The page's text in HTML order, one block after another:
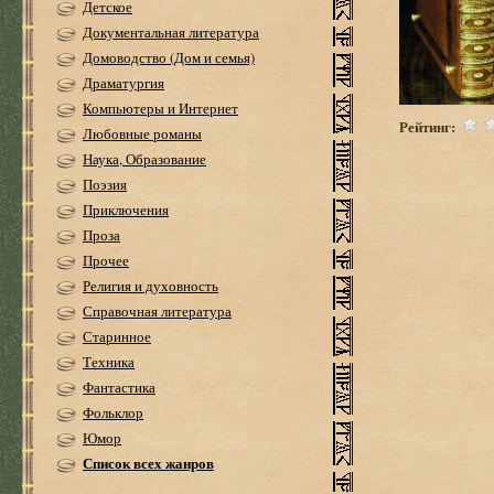
Детское
Документальная литература
Домоводство (Дом и семья)
Драматургия
Компьютеры и Интернет
Любовные романы
Наука, Образование
Поэзия
Приключения
Проза
Прочее
Религия и духовность
Справочная литература
Старинное
Техника
Фантастика
Фольклор
Юмор
Список всех жанров
Рейтинг: